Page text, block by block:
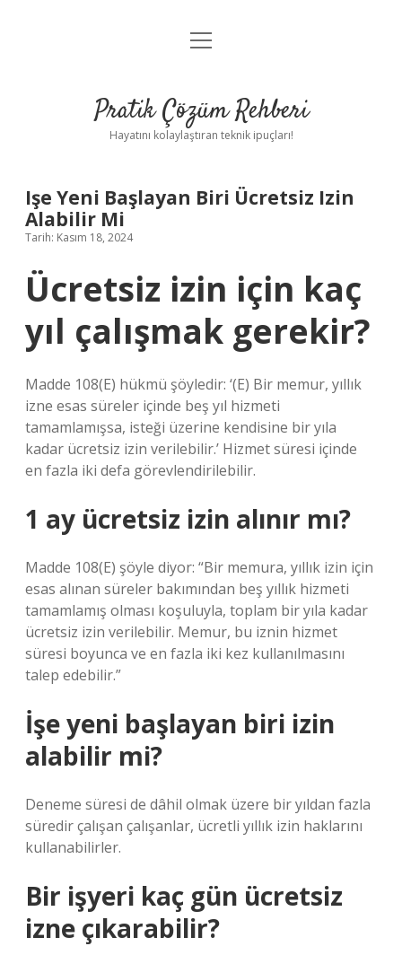
Anasayfa
Yasal Uyarı
menüyü
Pratik Çözüm Rehberi
Hayatını kolaylaştıran teknik ipuçları!
Işe Yeni Başlayan Biri Ücretsiz Izin
Alabilir Mi
Tarih: Kasım 18, 2024
Ücretsiz izin için kaç
yıl çalışmak gerekir?
Madde 108(E) hükmü şöyledir: ‘(E) Bir memur, yıllık
izne esas süreler içinde beş yıl hizmeti
tamamlamışsa, isteği üzerine kendisine bir yıla
kadar ücretsiz izin verilebilir.’ Hizmet süresi içinde
en fazla iki defa görevlendirilebilir.
1 ay ücretsiz izin alınır mı?
Madde 108(E) şöyle diyor: “Bir memura, yıllık izin için
esas alınan süreler bakımından beş yıllık hizmeti
tamamlamış olması koşuluyla, toplam bir yıla kadar
ücretsiz izin verilebilir. Memur, bu iznin hizmet
süresi boyunca ve en fazla iki kez kullanılmasını
talep edebilir.”
İşe yeni başlayan biri izin
alabilir mi?
Deneme süresi de dâhil olmak üzere bir yıldan fazla
süredir çalışan çalışanlar, ücretli yıllık izin haklarını
kullanabilirler.
Bir işyeri kaç gün ücretsiz
izne çıkarabilir?